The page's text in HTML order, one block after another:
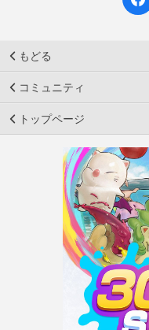
もどる
コミュニティ
トップページ